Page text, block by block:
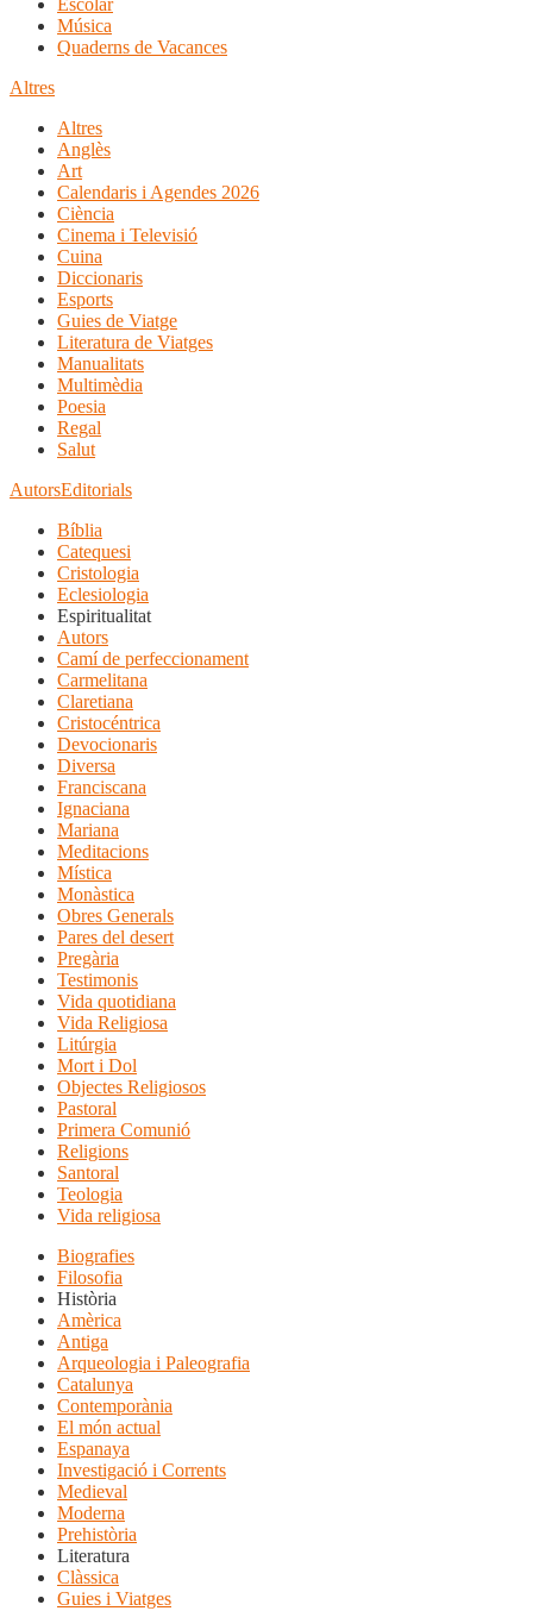
Escolar
Música
Quaderns de Vacances
Altres
Altres
Anglès
Art
Calendaris i Agendes 2026
Ciència
Cinema i Televisió
Cuina
Diccionaris
Esports
Guies de Viatge
Literatura de Viatges
Manualitats
Multimèdia
Poesia
Regal
Salut
AutorsEditorials
Bíblia
Catequesi
Cristologia
Eclesiologia
Espiritualitat
Autors
Camí de perfeccionament
Carmelitana
Claretiana
Cristocéntrica
Devocionaris
Diversa
Franciscana
Ignaciana
Mariana
Meditacions
Mística
Monàstica
Obres Generals
Pares del desert
Pregària
Testimonis
Vida quotidiana
Vida Religiosa
Litúrgia
Mort i Dol
Objectes Religiosos
Pastoral
Primera Comunió
Religions
Santoral
Teologia
Vida religiosa
Biografies
Filosofia
Història
Amèrica
Antiga
Arqueologia i Paleografia
Catalunya
Contemporània
El món actual
Espanaya
Investigació i Corrents
Medieval
Moderna
Prehistòria
Literatura
Clàssica
Guies i Viatges